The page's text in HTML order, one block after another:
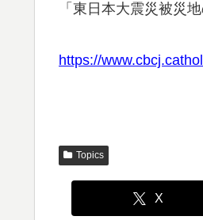
「東日本大震災被災
https://
Topics
X